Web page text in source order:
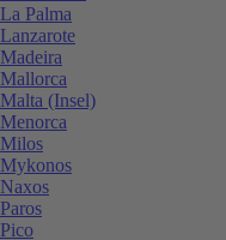
La Palma
Lanzarote
Madeira
Mallorca
Malta (Insel)
Menorca
Milos
Mykonos
Naxos
Paros
Pico